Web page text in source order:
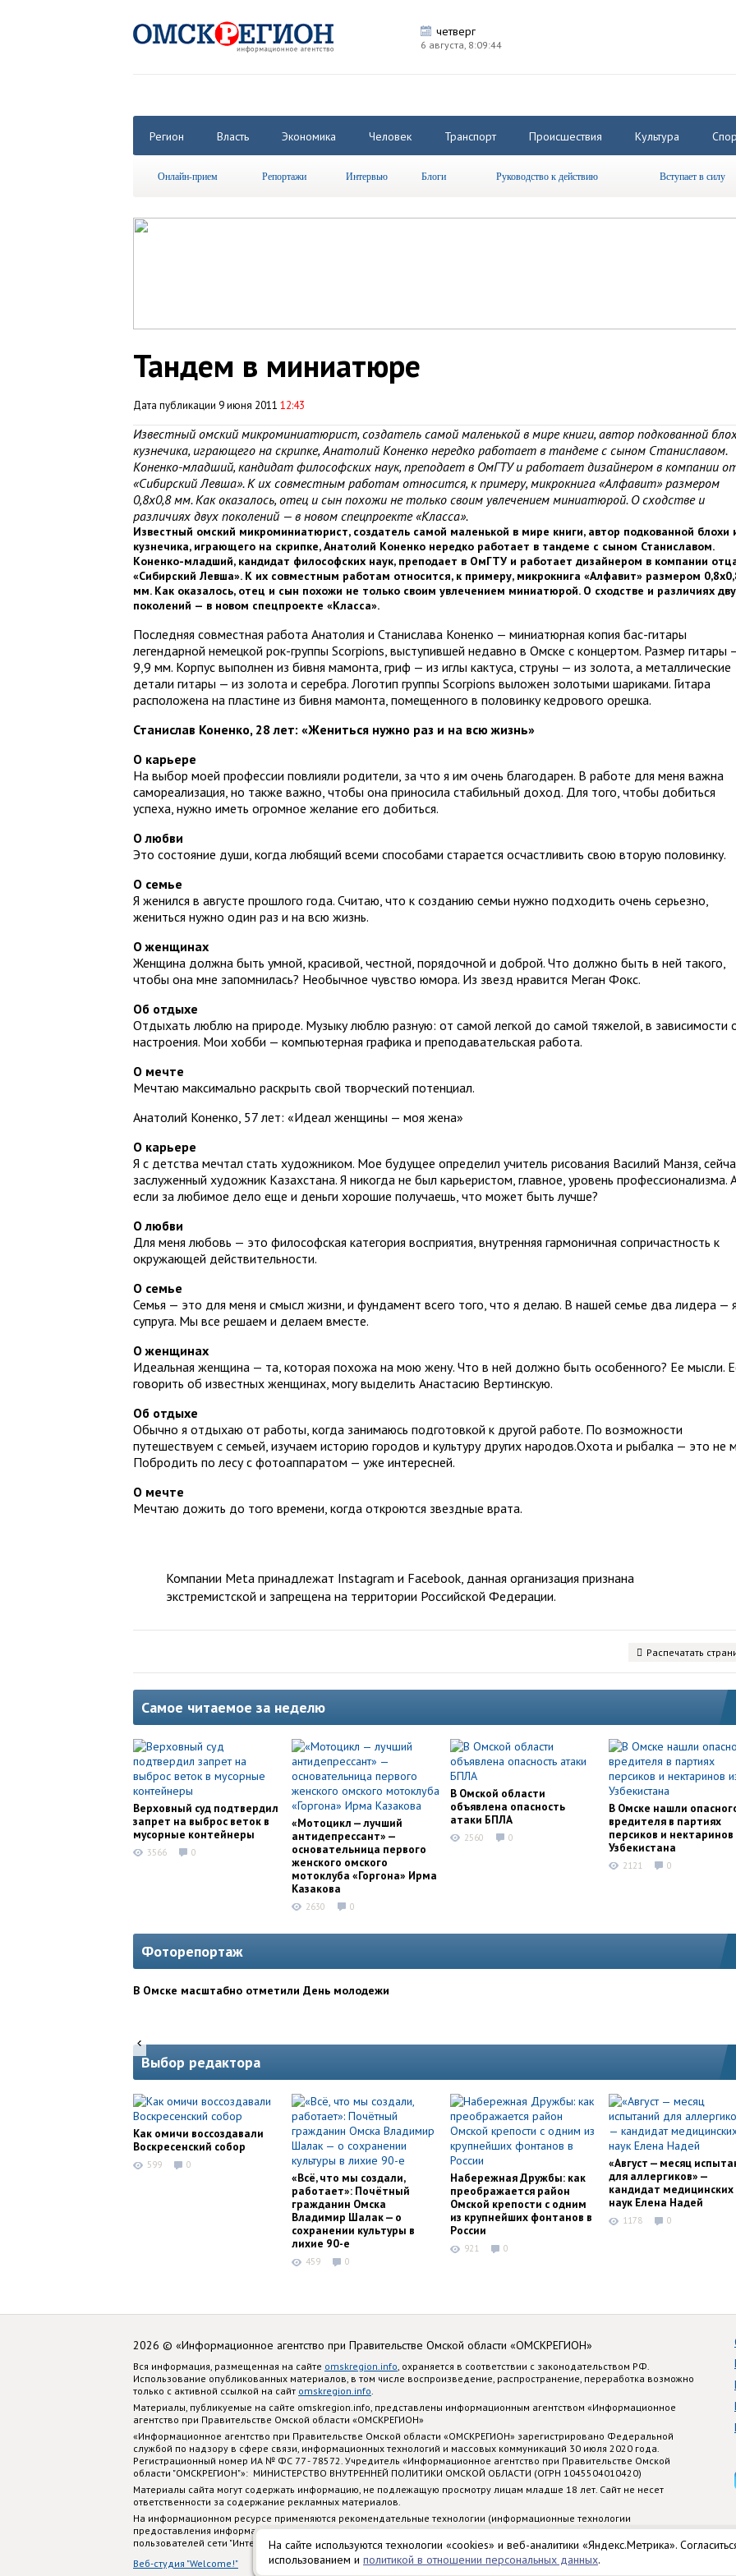
На сайте используются технологии «cookies» и веб-аналитики «Яндекс.Метрика».
использованием и политикой в отношении персональных данных.
четверг
6 августа, 8:09:45
Регион Власть Экономика Человек Транспорт Происшествия Культура
Онлайн-прием Репортажи Интервью Блоги Руководство к действию Вступает в силу
Тандем в миниатюре
Дата публикации 9 июня 2011 12:43
Известный омский микроминиатюрист, создатель самой маленькой в мире книги, автор подкованной
кузнечика, играющего на скрипке, Анатолий Коненко нередко работает в тандеме с сыном Станиславом.
Коненко-младший, кандидат философских наук, преподает в ОмГТУ и работает дизайнером в компании
«Сибирский Левша». К их совместным работам относится, к примеру, микрокнига «Алфавит» размером
0,8х0,8 мм. Как оказалось, отец и сын похожи не только своим увлечением миниатюрой. О сходстве и
различиях двух поколений — в новом спецпроекте «Класса».
Известный омский микроминиатюрист, создатель самой маленькой в мире книги, автор подкованной блохи
кузнечика, играющего на скрипке, Анатолий Коненко нередко работает в тандеме с сыном Станиславом.
Коненко-младший, кандидат философских наук, преподает в ОмГТУ и работает дизайнером в компании
«Сибирский Левша». К их совместным работам относится, к примеру, микрокнига «Алфавит» размером
мм. Как оказалось, отец и сын похожи не только своим увлечением миниатюрой. О сходстве и различиях
поколений — в новом спецпроекте «Класса».
Последняя совместная работа Анатолия и Станислава Коненко — миниатюрная копия бас-гитары
легендарной немецкой рок-группы Scorpions, выступившей недавно в Омске с концертом. Размер гитары
9,9 мм. Корпус выполнен из бивня мамонта, гриф — из иглы кактуса, струны — из золота, а металлические
детали гитары — из золота и серебра. Логотип группы Scorpions выложен золотыми шариками. Гитара
расположена на пластине из бивня мамонта, помещенного в половинку кедрового орешка.
Станислав Коненко, 28 лет: «Жениться нужно раз и на всю жизнь»
О карьере
На выбор моей профессии повлияли родители, за что я им очень благодарен. В работе для меня важна
самореализация, но также важно, чтобы она приносила стабильный доход. Для того, чтобы добиться
успеха, нужно иметь огромное желание его добиться.
О любви
Это состояние души, когда любящий всеми способами старается осчастливить свою вторую половинку.
О семье
Я женился в августе прошлого года. Считаю, что к созданию семьи нужно подходить очень серьезно,
жениться нужно один раз и на всю жизнь.
О женщинах
Женщина должна быть умной, красивой, честной, порядочной и доброй. Что должно быть в ней такого,
чтобы она мне запомнилась? Необычное чувство юмора. Из звезд нравится Меган Фокс.
Об отдыхе
Отдыхать люблю на природе. Музыку люблю разную: от самой легкой до самой тяжелой, в зависимости
настроения. Мои хобби — компьютерная графика и преподавательская работа.
О мечте
Мечтаю максимально раскрыть свой творческий потенциал.
Анатолий Коненко, 57 лет: «Идеал женщины — моя жена»
О карьере
Я с детства мечтал стать художником. Мое будущее определил учитель рисования Василий Манзя,
заслуженный художник Казахстана. Я никогда не был карьеристом, главное, уровень профессионализма.
если за любимое дело еще и деньги хорошие получаешь, что может быть лучше?
О любви
Для меня любовь — это философская категория восприятия, внутренняя гармоничная сопричастность к
окружающей действительности.
О семье
Семья — это для меня и смысл жизни, и фундамент всего того, что я делаю. В нашей семье два лидера —
супруга. Мы все решаем и делаем вместе.
О женщинах
Идеальная женщина — та, которая похожа на мою жену. Что в ней должно быть особенного? Ее мысли.
говорить об известных женщинах, могу выделить Анастасию Вертинскую.
Об отдыхе
Обычно я отдыхаю от работы, когда занимаюсь подготовкой к другой работе. По возможности
путешествуем с семьей, изучаем историю городов и культуру других народов.Охота и рыбалка — это не
Побродить по лесу с фотоаппаратом — уже интересней.
О мечте
Мечтаю дожить до того времени, когда откроются звездные врата.
Компании Meta принадлежат Instagram и Facebook, данная организация признана
экстремистской и запрещена на территории Российской Федерации.
Распечатать
Самое читаемое за неделю
Верховный суд подтвердил
запрет на выброс веток в
мусорные контейнеры
3566 0
«Мотоцикл — лучший
антидепрессант» —
основательница первого
женского омского
мотоклуба «Горгона» Ирма
Казакова
2630 0
В Омской области
объявлена опасность
атаки БПЛА
2560 0
В Омске нашли
вредителя в партиях
персиков и нектаринов
Узбекистана
2121 0
Фоторепортаж
В Омске масштабно отметили День молодежи
Выбор редактора
Как омичи воссоздавали
Воскресенский собор
599 0
«Всё, что мы создали,
работает»: Почётный
гражданин Омска
Владимир Шалак — о
сохранении культуры в
лихие 90-е
459 0
Набережная Дружбы: как
преображается район
Омской крепости с одним
из крупнейших фонтанов в
России
921 0
«Август — месяц
для аллергиков» —
кандидат медицинских
наук Елена Надей
1178 0
2026 © «Информационное агентство при Правительстве Омской области «ОМСКРЕГИОН»
Вся информация, размещенная на сайте omskregion.info , охраняется в соответствии с законодательством РФ.
Использование опубликованных материалов, в том числе воспроизведение, распространение, переработка возможно
только с активной ссылкой на сайт omskregion.info
Материалы, публикуемые на сайте omskregion.info, представлены информационным агентством «Информационное
агентство при Правительстве Омской области «ОМСКРЕГИОН»
«Информационное агентство при Правительстве Омской области «ОМСКРЕГИОН» зарегистрировано Федеральной
службой по надзору в сфере связи, информационных технологий и массовых коммуникаций 30 июля 2020 года.
Регистрационный номер ИА № ФС 77 - 78572. Учредитель «Информационное агентство при Правительстве Омской
области "ОМСКРЕГИОН"»: МИНИСТЕРСТВО ВНУТРЕННЕЙ ПОЛИТИКИ ОМСКОЙ ОБЛАСТИ (ОГРН 1045504010420)
Материалы сайта могут содержать информацию, не подлежащую просмотру лицам младше 18 лет. Сайт не несет
ответственности за содержание рекламных материалов.
На информационном ресурсе применяются рекомендательные технологии (информационные технологии
предоставления информации на основе сбора, систематизации и анализа сведений, относящихся к предпочтениям
пользователей сети "Интернет", находящихся на территории Российской Федерации)
Веб-студия "Welcome!"